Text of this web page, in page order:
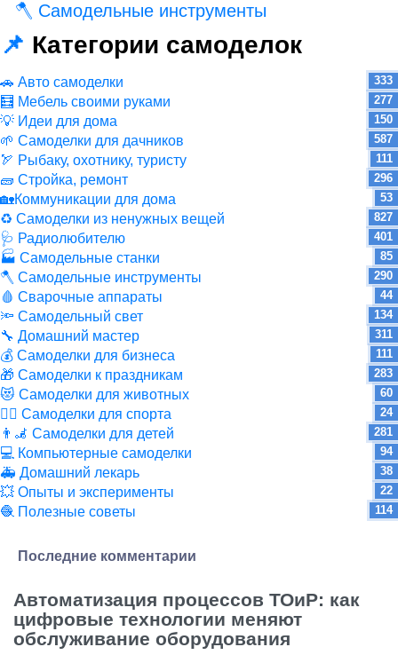
🪓 Самодельные инструменты
📌 Категории самоделок
🚗 Авто самоделки 333
🧮 Мебель своими руками 277
💡 Идеи для дома 150
🌱 Самоделки для дачников 587
🏹 Рыбаку, охотнику, туристу 111
🧱 Стройка, ремонт 296
🏡Коммуникации для дома 53
♻ Самоделки из ненужных вещей 827
🩺 Радиолюбителю 401
🏭 Самодельные станки 85
🪓 Самодельные инструменты 290
🩸 Сварочные аппараты 44
🔦 Самодельный свет 134
🔧 Домашний мастер 311
💰 Самоделки для бизнеса 111
🎁 Самоделки к праздникам 283
😻 Самоделки для животных 60
🏋️‍♀️ Самоделки для спорта 24
👨‍🦼 Самоделки для детей 281
💻 Компьютерные самоделки 94
🚑 Домашний лекарь 38
💥 Опыты и эксперименты 22
🧶 Полезные советы 114
Последние комментарии
Автоматизация процессов ТОиР: как
цифровые технологии меняют
обслуживание оборудования